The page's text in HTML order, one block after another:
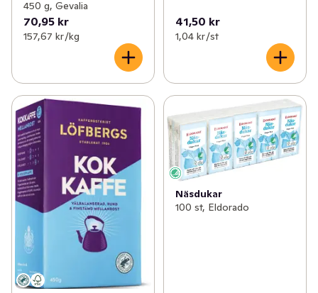
450 g, Gevalia
70,95 kr
157,67 kr /kg
41,50 kr
1,04 kr /st
Näsdukar
100 st, Eldorado